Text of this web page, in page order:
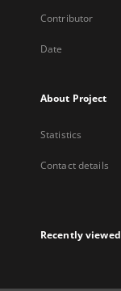
Contributor
Date
About Project
Statistics
Contact details
Recently viewed